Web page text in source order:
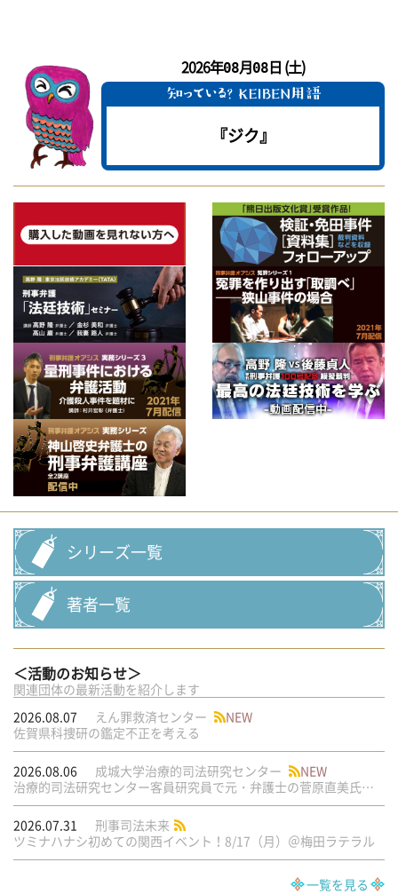
2026年08月08日 (土)
『ジク』
シリーズ一覧
著者一覧
＜活動のお知らせ＞
関連団体の最新活動を紹介します
2026.08.07
えん罪救済センター
NEW
佐賀県科捜研の鑑定不正を考える
2026.08.06 成城大学治療的司法研究センター
NEW
治療的司法研究センター客員研究員で元・弁護士の菅原直美氏の論文が公刊されました
2026.07.31
刑事司法未来
ツミナハナシ初めての関西イベント！8/17（月）＠梅田ラテラル
一覧を見る